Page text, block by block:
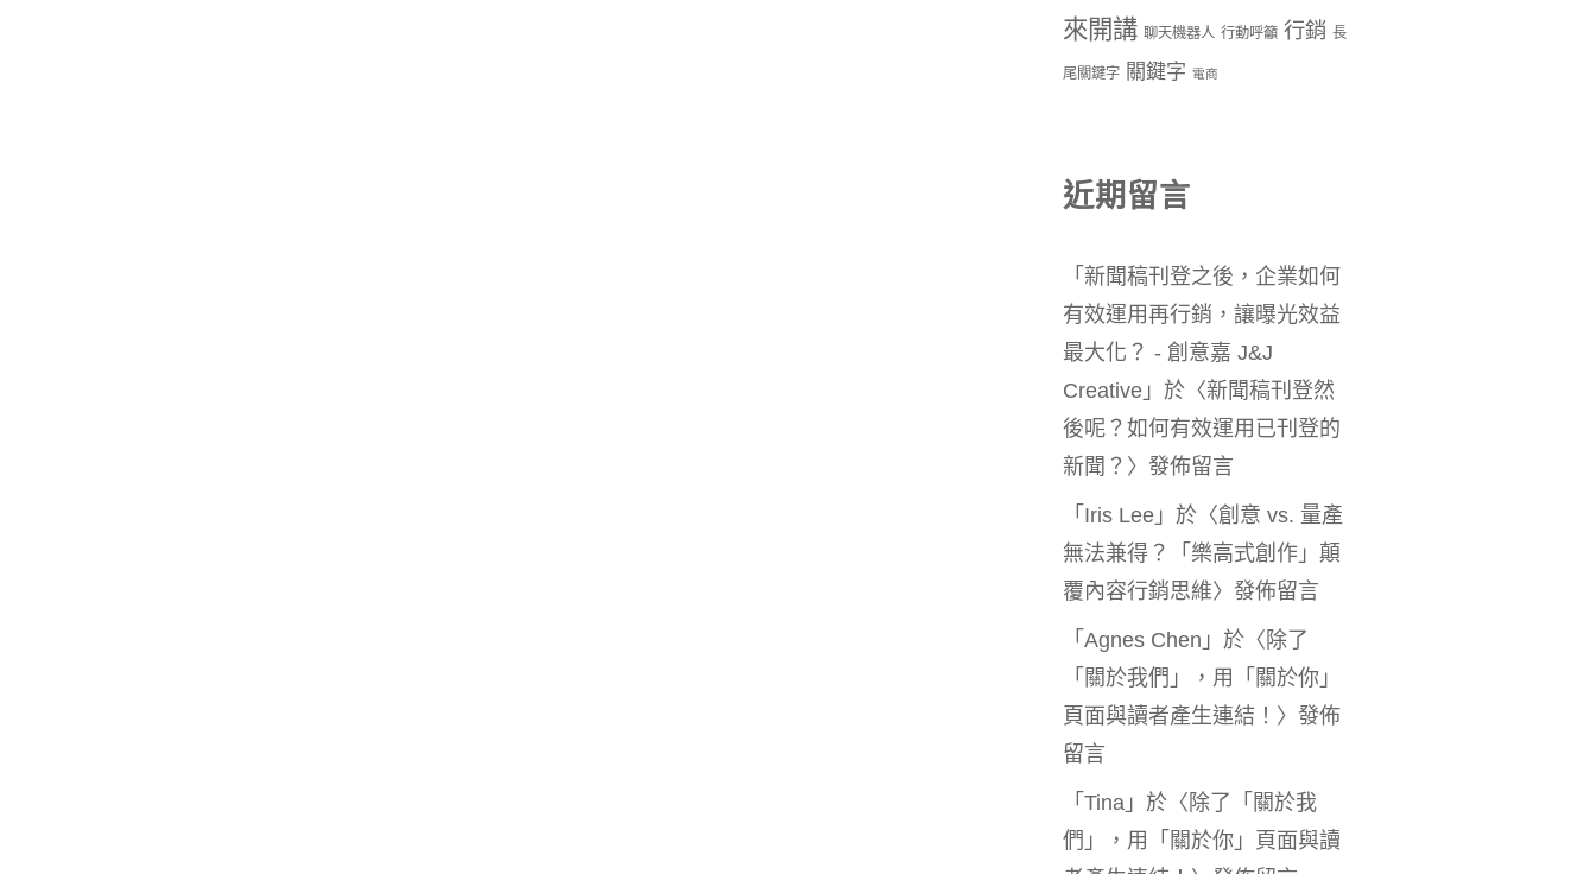
來開講 聊天機器人 行動呼籲 行銷 長
尾關鍵字 關鍵字 電商
近期留言
「 新聞稿刊登之後，企業如何
有效運用再行銷，讓曝光效益
最大化？ - 創意嘉 J&J
Creative 」於〈新聞稿刊登然
後呢？如何有效運用已刊登的
新聞？ 〉發佈留言
「 Iris Lee 」於〈創意 vs. 量產
無法兼得？「樂高式創作」顛
覆內容行銷思維〉發佈留言
「 Agnes Chen 」於〈 除了
「關於我們」，用「關於你」
頁面與讀者產生連結！ 〉發佈
留言
「 Tina 」於〈 除了「關於我
們」，用「關於你」頁面與讀